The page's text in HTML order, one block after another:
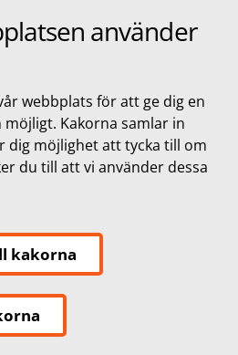
använder
webbplats för att ge dig en
Kakorna samlar in
dig möjlighet att tycka till om
du till att vi använder dessa
kakorna